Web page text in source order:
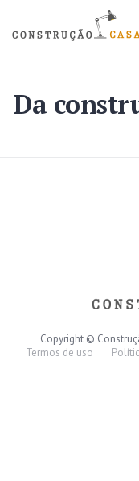
Da
Copyright ©
Termos de uso